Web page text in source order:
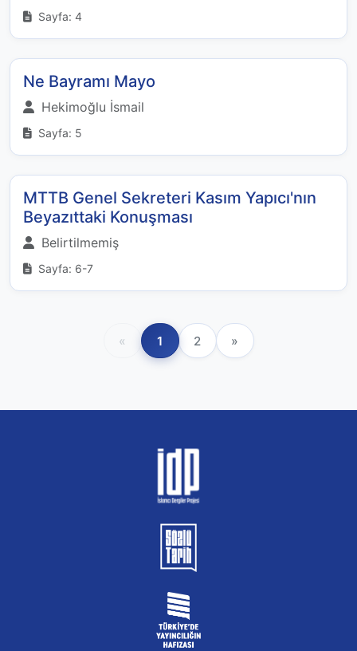
Sayfa: 4
Ne Bayramı Mayo
Hekimoğlu İsmail
Sayfa: 5
MTTB Genel Sekreteri Kasım Yapıcı'nın
Beyazıttaki Konuşması
Belirtilmemiş
Sayfa: 6-7
« 1 2 »